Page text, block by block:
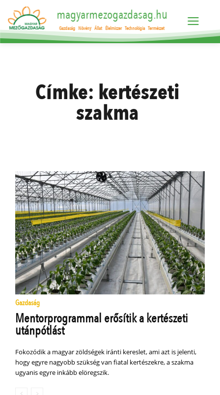
magyarmezogazdasag.hu
Gazdaság Növény Állat Élelmiszer Technológia Természet
Címke: kertészeti
szakma
Gazdaság
Mentorprogrammal erősítik a kertészeti
utánpótlást
Fokozódik a magyar zöldségek iránti kereslet, ami azt is jelenti,
hogy egyre nagyobb szükség van fiatal kertészekre, a szakma
ugyanis egyre inkább elöregszik.